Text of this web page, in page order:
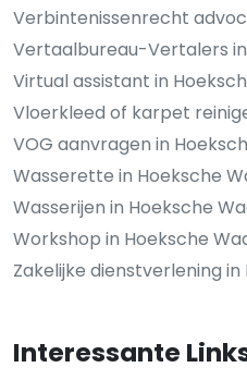
Verbintenissenrecht
Vertaalbureau-Vertalers
Virtual assistant in
Vloerkleed of karpet
VOG aanvragen in
Wasserette in Hoeksche
Wasserijen in Hoeksche
Workshop in Hoeksche
Zakelijke dienstverlening
Interessante